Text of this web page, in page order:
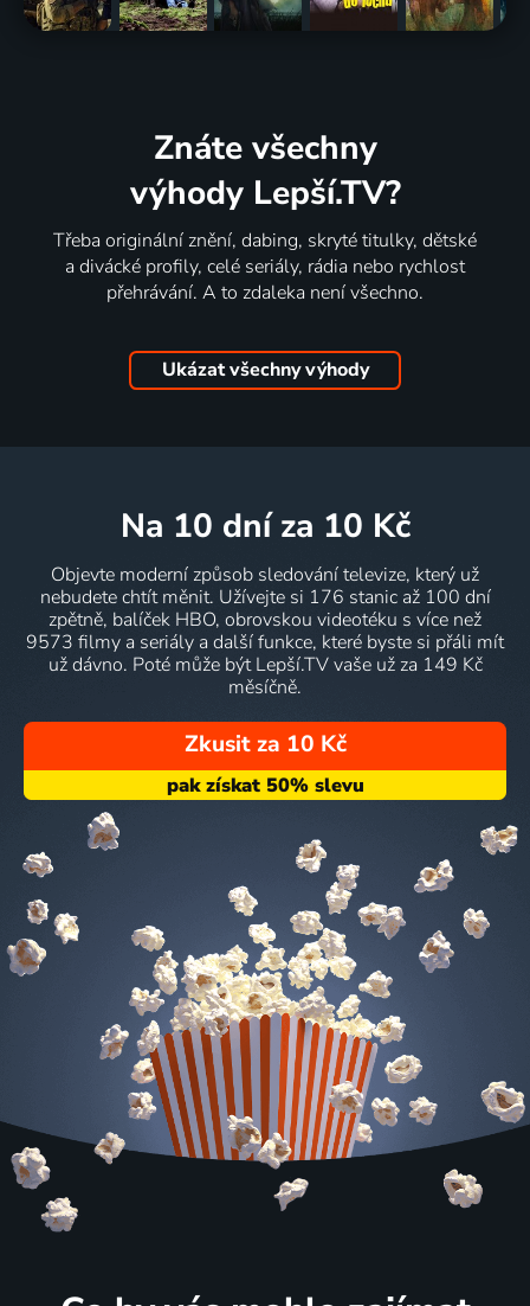
Znáte všechny
výhody Lepší.TV?
Třeba originální znění, dabing, skryté titulky, dětské
a divácké profily, celé seriály, rádia nebo rychlost
přehrávání. A to zdaleka není všechno.
Ukázat všechny výhody
na 10 dní za 10 Kč
Objevte moderní způsob sledování televize, který už
nebudete chtít měnit. Užívejte si 176 stanic až 100 dní
zpětně, balíček HBO, obrovskou videotéku s více než
9573 filmy a seriály a další funkce, které byste si přáli mít
už dávno. Poté může být Lepší.TV vaše už za 149 Kč
měsíčně.
Zkusit za 10 Kč